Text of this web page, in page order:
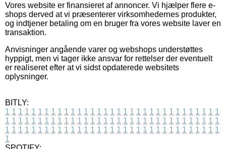
Vores website er finansieret af annoncer. Vi hjælper flere e-
shops derved at vi præsenterer virksomhedernes produkter,
og indtjener betaling om en bruger fra vores website laver en
transaktion.
Anvisninger angående varer og webshops understøttes
hyppigt, men vi tager ikke ansvar for rettelser der eventuelt
er realiseret efter at vi sidst opdaterede websitets
oplysninger.
BITLY:
1 1 1 1 1 1 1 1 1 1 1 1 1 1 1 1 1 1 1 1 1 1 1 1 1 1 1 1 1 1 1 1 1
1 1 1 1 1 1 1 1 1 1 1 1 1 1 1 1 1 1 1 1 1 1 1 1 1 1 1 1 1 1 1 1 1
1 1 1 1 1 1 1 1 1 1 1 1 1 1 1 1 1 1 1 1 1 1 1 1 1 1 1 1 1 1 1 1 1
1